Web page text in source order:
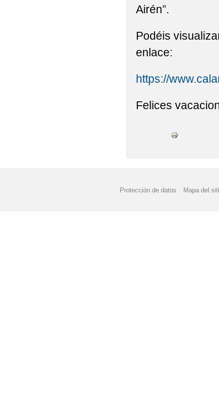
Airén”.
Podéis
enlace:
https://
Felices
Protección de datos Mapa del